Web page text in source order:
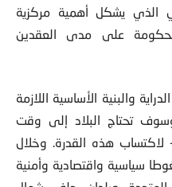
الذي يشكل أهمية مركزية
على مدى العقدين
والبنية الأساسية اللازمة
وسوف تحتاج البلاد إلى وقت
هذه القدرة. وخلال
سياسية واقتصادية وأمنية